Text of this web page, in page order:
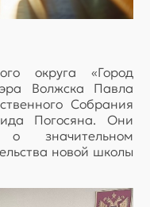
округа «Город
Волжска Павла
Собрания
Погосяна. Они
значительном
новой школы